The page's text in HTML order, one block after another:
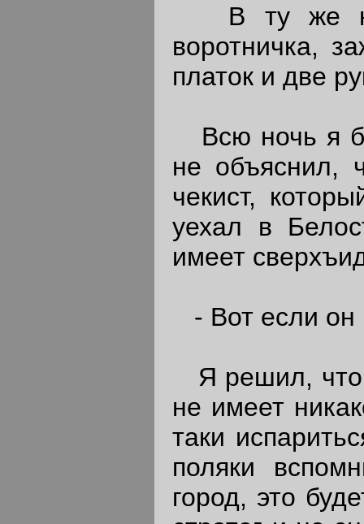
В ту же
воротничка,
платок и две
Всю ночь я
не объяснил,
чекист,
уехал в
имеет
- Вот если он
Я решил, что
не имеет
таки
поляки
город, это